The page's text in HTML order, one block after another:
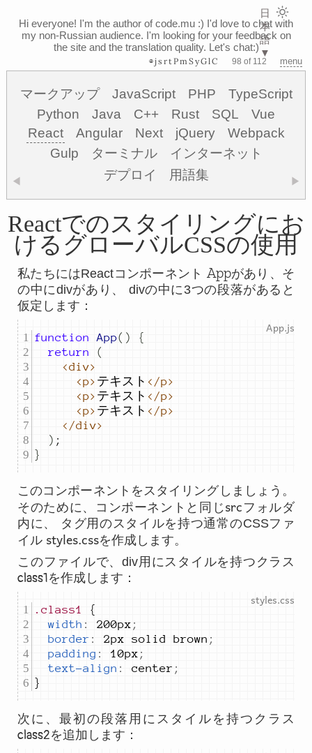
Hi everyone! I'm the author of code.mu :) I'd love to chat with
my non-Russian audience. I'm looking for your feedback on
the site and the translation quality. Let's chat:)
⊗jsrtPmSyGlC 98 of 112 menu
マークアップ JavaScript PHP
TypeScript
Python
Java C++ Rust SQL
Vue
React
Angular Next jQuery
Webpack
Gulp
ターミナル
インターネット
デプロイ
用語集
◀ ▶
Reactでのスタイリングにお
けるグローバルCSSの使用
私たちにはReactコンポーネント Appがあり、そ
の中にdivがあり、 divの中に3つの段落があると
仮定します：
function App()
{
return
(
<div>
<p> テキスト </p>
<p> テキスト </p>
<p> テキスト </p>
</div>
) ;
}
このコンポーネントをスタイリングしましょう。
そのために、コンポーネントと同じsrc フォルダ
内に、 タグ用のスタイルを持つ通常のCSSファ
イル styles.cssを作成します。
このファイルで、div用にスタイルを持つクラス
class1を作成します：
.class1
width : 200px ;
border : 2px solid brown ;
padding : 10px ;
text-align : center ;
}
次に、最初の段落用にスタイルを持つクラス
class2を追加します：
日
本
語
▼